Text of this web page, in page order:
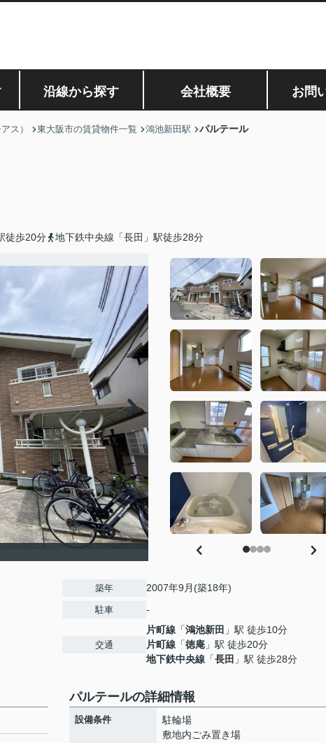
沿線から探す 会社概要 お問
ス） 東大阪市の賃貸物件一覧 鴻池新田駅 パルテール
徒歩20分 地下鉄中央線「長田」駅徒歩28分
築年 2007年9月(築18年)
駐車 -
交通
片町線 「鴻池新田 」駅 徒歩10分
片町線 「徳庵 」駅 徒歩20分
地下鉄中央線 「長田 」駅 徒歩28分
パルテールの詳細情報
設備条件
駐輪場
敷地内ごみ置き場